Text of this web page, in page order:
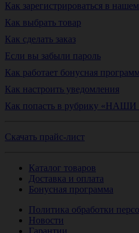
Как зарегистрироваться в
Как выбрать товар
Как сделать заказ
Если вы забыли пароль
Как работает бонусная
Как настроить уведомления
Как попасть в рубрику
Скачать прайс-лист
Каталог товаров
Доставка и оплата
Бонусная программа
Политика обработки
Новости